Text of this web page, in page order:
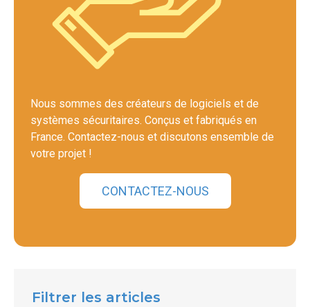
Nous sommes des créateurs de logiciels et de
systèmes sécuritaires. Conçus et fabriqués en
France. Contactez-nous et discutons ensemble de
votre projet !
CONTACTEZ-NOUS
Filtrer les articles